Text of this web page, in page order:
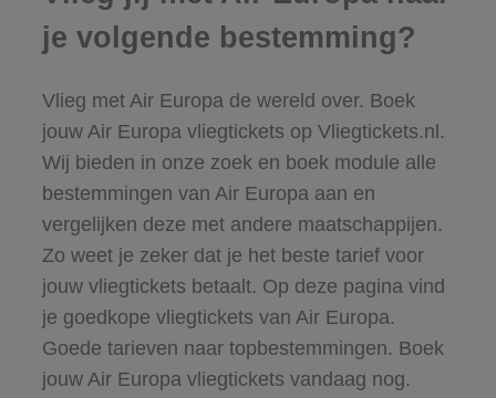
je volgende bestemming?
Vlieg met Air Europa de wereld over. Boek
jouw Air Europa vliegtickets op Vliegtickets.nl.
Wij bieden in onze zoek en boek module alle
bestemmingen van Air Europa aan en
vergelijken deze met andere maatschappijen.
Zo weet je zeker dat je het beste tarief voor
jouw vliegtickets betaalt. Op deze pagina vind
je goedkope vliegtickets van Air Europa.
Goede tarieven naar topbestemmingen. Boek
jouw Air Europa vliegtickets vandaag nog.